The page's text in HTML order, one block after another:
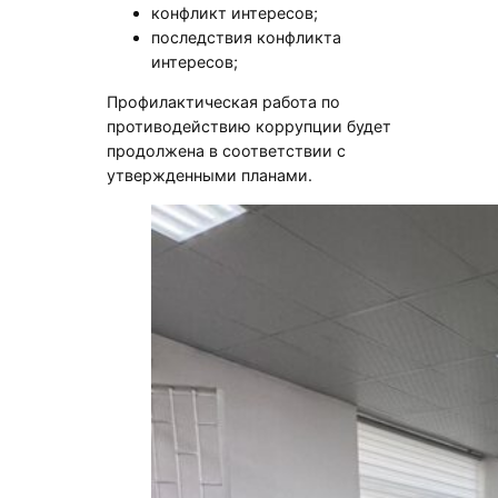
конфликт интересов;
последствия конфликта
интересов;
Профилактическая работа по
противодействию коррупции будет
продолжена в соответствии с
утвержденными планами.